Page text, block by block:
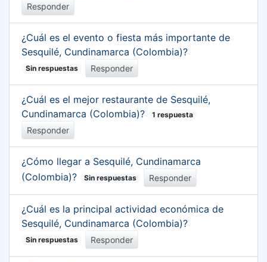
Responder
¿Cuál es el evento o fiesta más importante de
Sesquilé, Cundinamarca (Colombia)?
Sin respuestas Responder
¿Cuál es el mejor restaurante de Sesquilé,
Cundinamarca (Colombia)?
1 respuesta
Responder
¿Cómo llegar a Sesquilé, Cundinamarca
(Colombia)?
Sin respuestas Responder
¿Cuál es la principal actividad económica de
Sesquilé, Cundinamarca (Colombia)?
Sin respuestas Responder